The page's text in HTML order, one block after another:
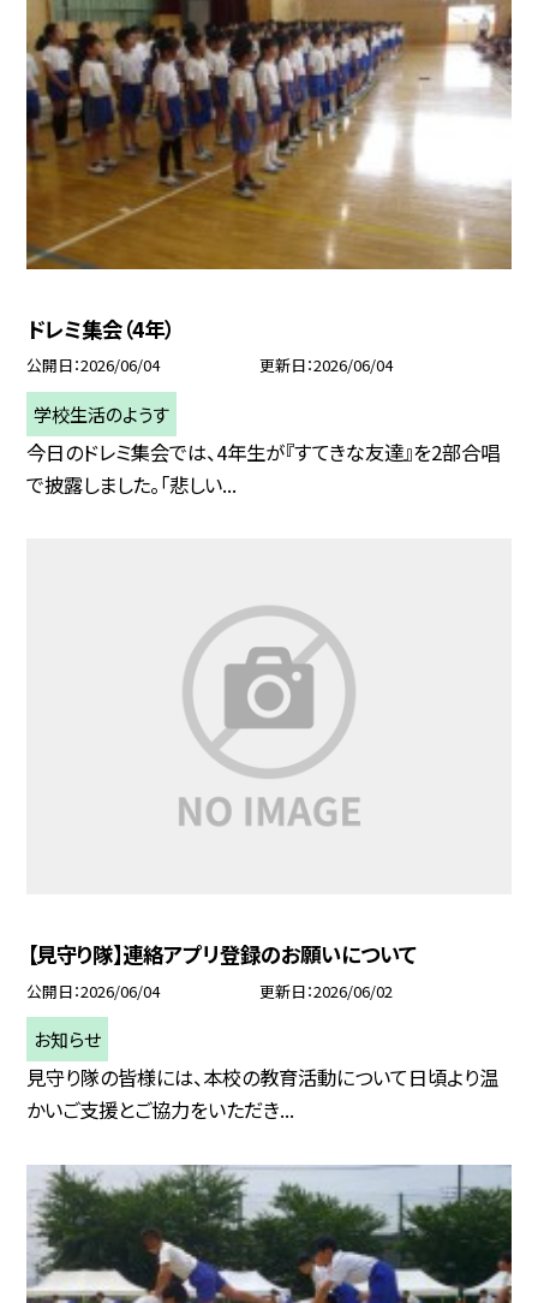
ドレミ集会（4年）
公開日 2026/06/04 更新日 2026/06/04
学校生活のようす
今日のドレミ集会では、4年生が『すてきな友達』を2部合唱
で披露しました。「悲しい...
【見守り隊】連絡アプリ登録のお願いについて
公開日 2026/06/04 更新日 2026/06/02
お知らせ
見守り隊の皆様には、本校の教育活動について日頃より温
かいご支援とご協力をいただき...